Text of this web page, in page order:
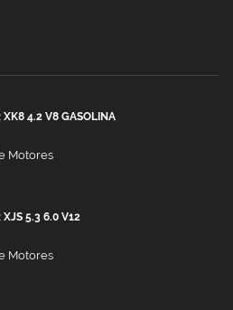
XK8 4.2 V8 GASOLINA
Motores
XJS 5.3 6.0 V12
Motores